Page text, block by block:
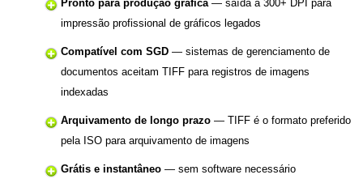
Pronto para produção gráfica— saída a 300+ DPI para
impressão profissional de gráficos legados
Compatível com SGD — sistemas de gerenciamento de
documentos aceitam TIFF para registros de imagens
indexadas
Arquivamento de longo prazo — TIFF é o formato preferido
pela ISO para arquivamento de imagens
Grátis e instantâneo — sem software necessário